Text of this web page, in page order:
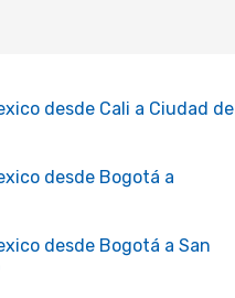
desde Cali a Ciudad de
desde Bogotá a
desde Bogotá a San